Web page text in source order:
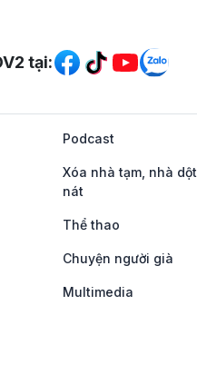
hội
tại:
Podcast
Xóa nhà tạm, nhà dột
nát
Thể thao
Chuyện người già
Multimedia